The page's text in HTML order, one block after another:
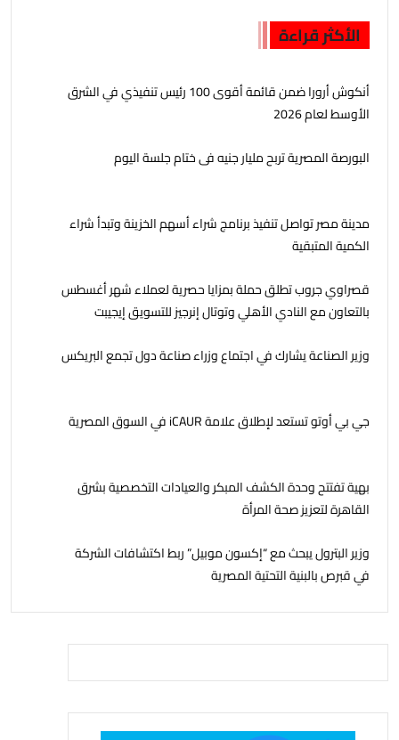
الأكثر قراءة
أنكوش أرورا ضمن قائمة أقوى 100 رئيس تنفيذي في الشرق
الأوسط لعام 2026
البورصة المصرية تربح مليار جنيه فى ختام جلسة اليوم
مدينة مصر تواصل تنفيذ برنامج شراء أسهم الخزينة وتبدأ شراء
الكمية المتبقية
قصراوي جروب تطلق حملة بمزايا حصرية لعملاء شهر أغسطس
بالتعاون مع النادي الأهلي وتوتال إنرجيز للتسويق إيجيبت
وزير الصناعة يشارك في اجتماع وزراء صناعة دول تجمع البريكس
جي بي أوتو تستعد لإطلاق علامة iCAUR في السوق المصرية
بهية تفتتح وحدة الكشف المبكر والعيادات التخصصية بشرق
القاهرة لتعزيز صحة المرأة
وزير البترول يبحث مع “إكسون موبيل” ربط اكتشافات الشركة
في قبرص بالبنية التحتية المصرية